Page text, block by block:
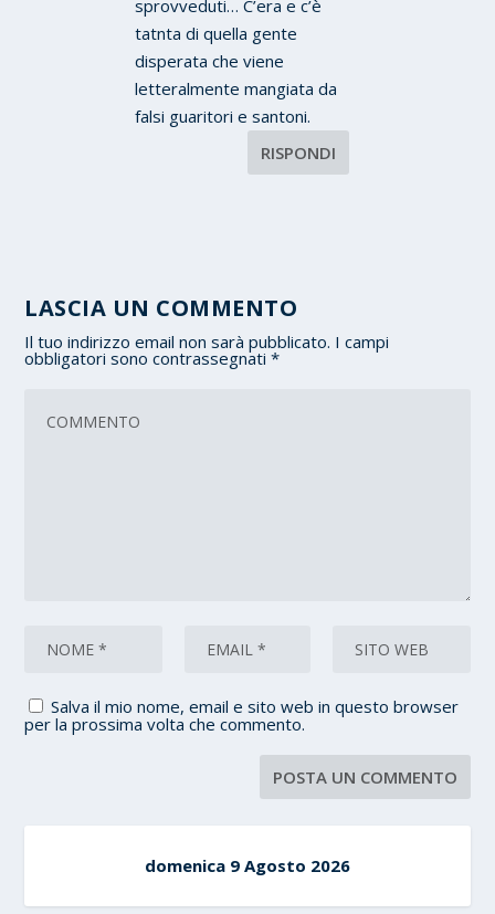
sprovveduti… C’era e c’è
tatnta di quella gente
disperata che viene
letteralmente mangiata da
falsi guaritori e santoni.
RISPONDI
LASCIA UN COMMENTO
Il tuo indirizzo email non sarà pubblicato. I campi
obbligatori sono contrassegnati*
Salva il mio nome, email e sito web in questo browser
per la prossima volta che commento.
domenica 9 Agosto 2026